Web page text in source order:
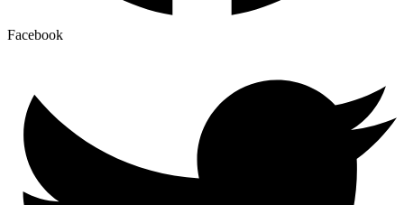
Facebook